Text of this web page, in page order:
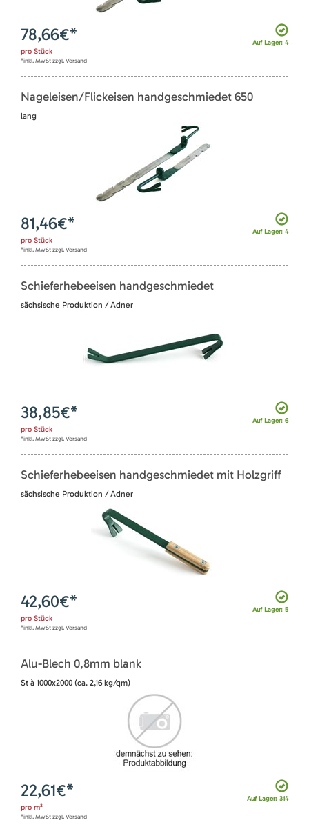
Auf Lager: 4
78,66€*
pro Stück
*inkl. MwSt zzgl. Versand
Nageleisen/Flickeisen handgeschmiedet 650
lang
Auf Lager: 4
81,46€*
pro Stück
*inkl. MwSt zzgl. Versand
Schieferhebeeisen handgeschmiedet
sächsische Produktion / Adner
Auf Lager: 6
38,85€*
pro Stück
*inkl. MwSt zzgl. Versand
Schieferhebeeisen handgeschmiedet mit Holzgriff
sächsische Produktion / Adner
Auf Lager: 5
42,60€*
pro Stück
*inkl. MwSt zzgl. Versand
Alu-Blech 0,8mm blank
St à 1000x2000 (ca. 2,16 kg/qm)
Auf Lager: 314
22,61€*
pro m²
*inkl. MwSt zzgl. Versand